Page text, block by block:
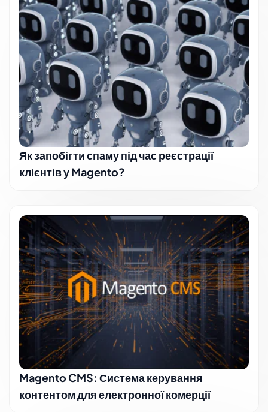
Як запобігти спаму під час реєстрації
клієнтів у Magento?
Magento CMS: Система керування
контентом для електронної комерції